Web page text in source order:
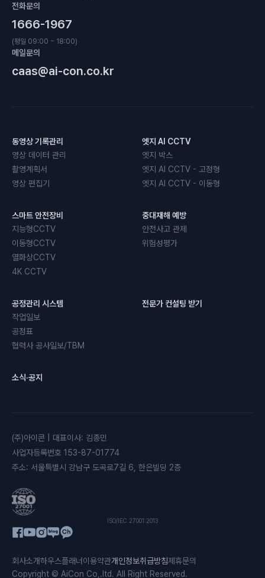
전화문의
1666-1967
(평일 09:00 ~ 18:00)
메일문의
caas@ai-con.co.kr
동영상 기록관리
영상 데이터 관리
촬영계획서
영상 편집기
엣지 AI CCTV
엣지 박스
엣지 AI CCTV - 고정형
엣지 AI CCTV - 이동형
스마트 안전장비
지능형CCTV
이동형CCTV
열화상CCTV
4K CCTV
중대재해 예방
안전사고 관제
위험성평가
공정관리 시스템
작업일보
공정표
협력사 공사일보/TBM
전문가 컨설팅 받기
소식·공지
(주)아이콘 대표이사: 김종민
사업자등록번호 153-87-01774
주소: 서울특별시 강남구 도곡로7길 6, 한은빌딩 2층
ISO/IEC 27001:2013
Copyright © AiCon Co,.ltd. All Right Reserved.
회사소개하우스플래너 이용약관개인정보취급방침제휴문의